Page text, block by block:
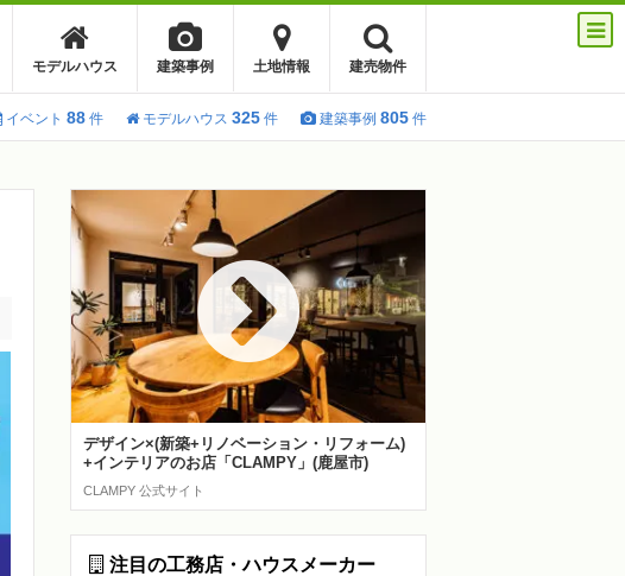
モデルハウス 建築事例 土地情報 建売物件
イベント 88 件 モデルハウス 325 件 建築事例 805 件
デザイン×(新築+リノベーション・リフォーム)
+インテリアのお店「CLAMPY」(鹿屋市)
CLAMPY 公式サイト
注目の工務店・ハウスメーカー